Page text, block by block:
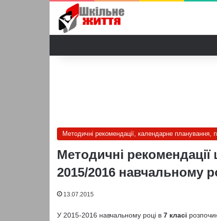
Методичні рекомендації, календарне планування,
Методичні
2015/2016 навчальному
13.07.2015
У 2015-2016 навчальному році в 7 класі